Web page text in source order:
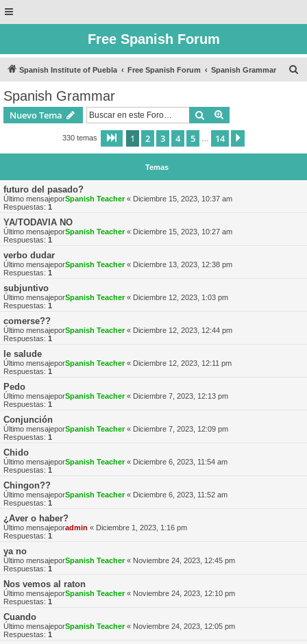
Free Spanish Forum
Spanish Institute of Puebla Free Spanish Forum Spanish Grammar
Spanish Grammar
Nuevo Tema Buscar
330 temas Página de 14
1 2 3 4 5 14
Temas
futuro del pasado?
Último mensajeporSpanish Teacher« Diciembre 15, 2023, 10:37 am
Respuestas: 1
YA/TODAVIA NO
Último mensajeporSpanish Teacher« Diciembre 15, 2023, 10:27 am
Respuestas: 1
verbo dudar
Último mensajeporSpanish Teacher« Diciembre 13, 2023, 12:38 pm
Respuestas: 1
subjuntivo
Último mensajeporSpanish Teacher« Diciembre 12, 2023, 1:03 pm
Respuestas: 1
comerse??
Último mensajeporSpanish Teacher« Diciembre 12, 2023, 12:44 pm
Respuestas: 1
le salude
Último mensajeporSpanish Teacher« Diciembre 12, 2023, 12:11 pm
Respuestas: 1
Pedo
Último mensajeporSpanish Teacher« Diciembre 7, 2023, 12:13 pm
Respuestas: 1
Conjunción
Último mensajeporSpanish Teacher« Diciembre 7, 2023, 12:09 pm
Respuestas: 1
Chido
Último mensajeporSpanish Teacher« Diciembre 6, 2023, 11:54 am
Respuestas: 1
Chingon??
Último mensajeporSpanish Teacher« Diciembre 6, 2023, 11:52 am
Respuestas: 1
¿Aver o haber?
Último mensajeporadmin « Diciembre 1, 2023, 1:16 pm
Respuestas: 1
ya no
Último mensajeporSpanish Teacher« Noviembre 24, 2023, 12:45 pm
Respuestas: 1
Nos vemos al raton
Último mensajeporSpanish Teacher« Noviembre 24, 2023, 12:10 pm
Respuestas: 1
Cuando
Último mensajeporSpanish Teacher« Noviembre 24, 2023, 12:05 pm
Respuestas: 1